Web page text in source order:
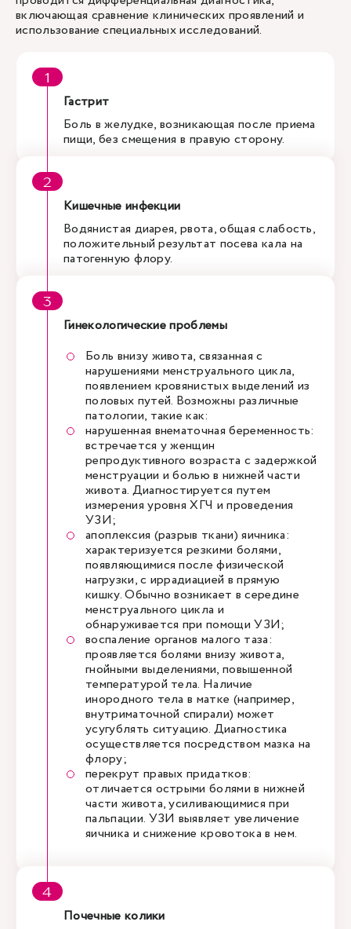
включающая сравнение клинических проявлений и
использование специальных исследований.
Гастрит
Боль в желудке, возникающая после приема
пищи, без смещения в правую сторону.
Кишечные инфекции
Водянистая диарея, рвота, общая слабость,
положительный результат посева кала на
патогенную флору.
Гинекологические проблемы
Боль внизу живота, связанная с
нарушениями менструального цикла,
появлением кровянистых выделений из
половых путей. Возможны различные
патологии, такие как:
нарушенная внематочная беременность:
встречается у женщин
репродуктивного возраста с задержкой
менструации и болью в нижней части
живота. Диагностируется путем
измерения уровня ХГЧ и проведения
УЗИ;
апоплексия (разрыв ткани) яичника:
характеризуется резкими болями,
появляющимися после физической
нагрузки, с иррадиацией в прямую
кишку. Обычно возникает в середине
менструального цикла и
обнаруживается при помощи УЗИ;
воспаление органов малого таза:
проявляется болями внизу живота,
гнойными выделениями, повышенной
температурой тела. Наличие
инородного тела в матке (например,
внутриматочной спирали) может
усугублять ситуацию. Диагностика
осуществляется посредством мазка на
флору;
перекрут правых придатков:
отличается острыми болями в нижней
части живота, усиливающимися при
пальпации. УЗИ выявляет увеличение
яичника и снижение кровотока в нем.
Почечные колики